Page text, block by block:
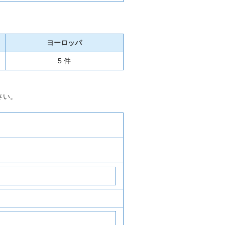
ヨーロッパ
5 件
。